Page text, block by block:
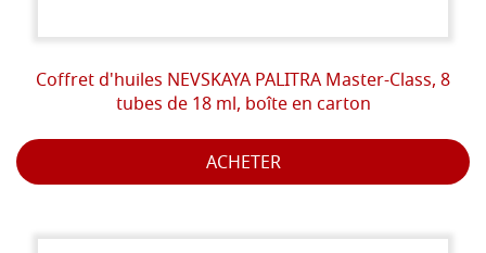
Coffret d'huiles NEVSKAYA PALITRA Master-Class, 8
tubes de 18 ml, boîte en carton
ACHETER